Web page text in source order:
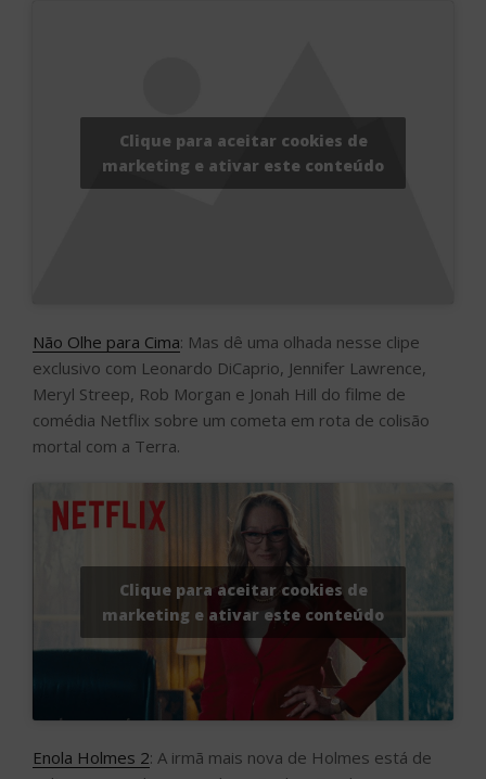
Clique para aceitar cookies de
marketing e ativar este conteúdo
Não Olhe para Cima: Mas dê uma olhada nesse clipe
exclusivo com Leonardo DiCaprio, Jennifer Lawrence,
Meryl Streep, Rob Morgan e Jonah Hill do filme de
comédia Netflix sobre um cometa em rota de colisão
mortal com a Terra.
Clique para aceitar cookies de
marketing e ativar este conteúdo
Enola Holmes 2: A irmã mais nova de Holmes está de